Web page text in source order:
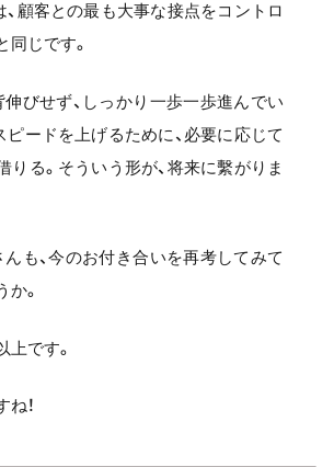
、顧客との最も大事な接点をコントロ
同じです。
伸びせず、しっかり一歩一歩進んでい
ピードを上げるために、必要に応じて
りる。そういう形が、将来に繫がりま
んも、今のお付き合いを再考してみて
。
上です。
！